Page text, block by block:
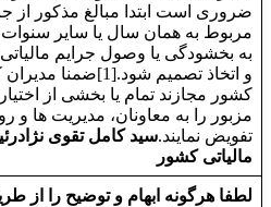
ضروری است ابتدا مبالغ مذکور از
مربوط به همان سال یا سایر
به بخشودگی یا وصول جرایم
و اتخاذ تصمیم
کشور مجازند تمام یا بخشی از
مزبور را به معاونان، مدیریت ها و
تفویض نمایند.سید کامل تقوی نژاد
مالیاتی کشور